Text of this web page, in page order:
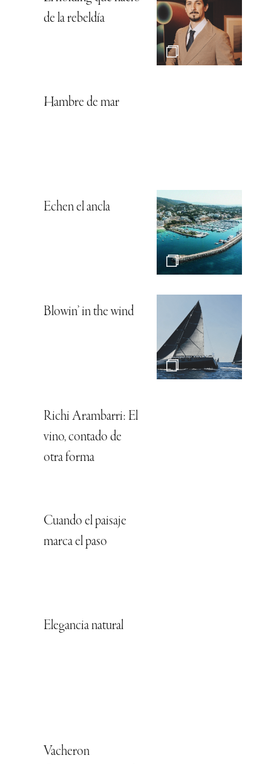
de la rebeldía
Hambre de mar
Echen el ancla
Blowin’ in the wind
Richi Arambarri: El
vino, contado de
otra forma
Cuando el paisaje
marca el paso
Elegancia natural
Vacheron